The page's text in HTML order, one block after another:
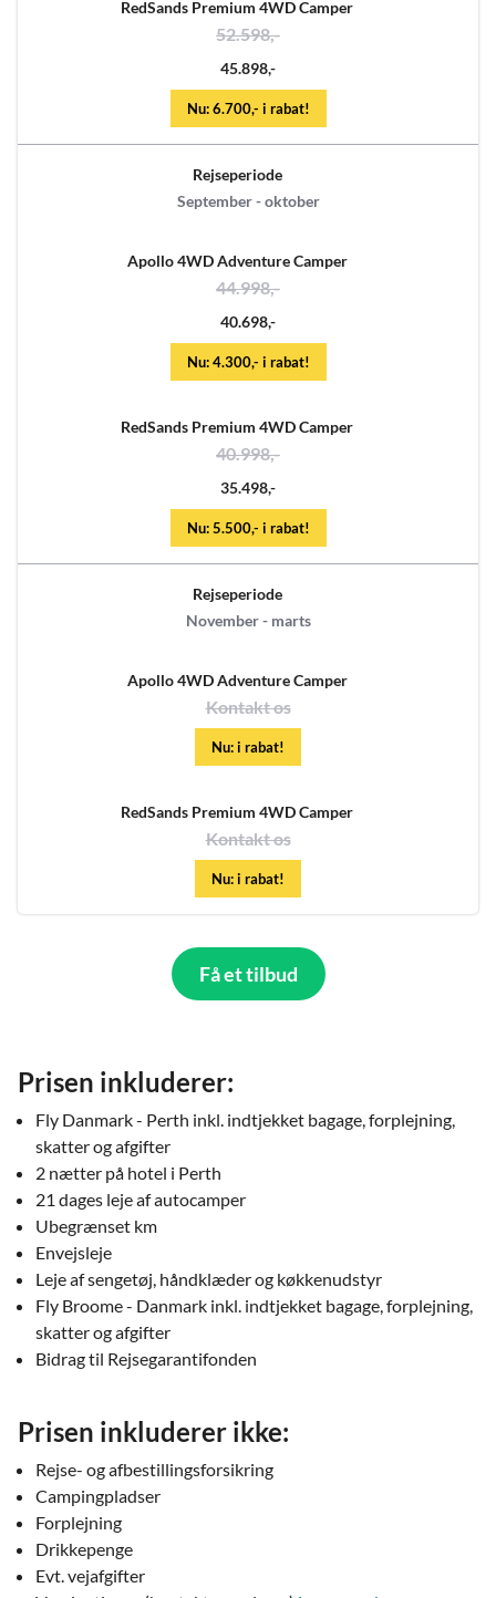
RedSands Premium 4WD Camper
52.598,-
45.898,-
Nu: 6.700,- i rabat!
Rejseperiode
September - oktober
Apollo 4WD Adventure Camper
44.998,-
40.698,-
Nu: 4.300,- i rabat!
RedSands Premium 4WD Camper
40.998,-
35.498,-
Nu: 5.500,- i rabat!
Rejseperiode
November - marts
Apollo 4WD Adventure Camper
Kontakt os
Nu: i rabat!
RedSands Premium 4WD Camper
Kontakt os
Nu: i rabat!
Få et tilbud
Prisen inkluderer:
Fly Danmark - Perth inkl. indtjekket bagage, forplejning,
skatter og afgifter
2 nætter på hotel i Perth
21 dages leje af autocamper
Ubegrænset km
Envejsleje
Leje af sengetøj, håndklæder og køkkenudstyr
Fly Broome - Danmark inkl. indtjekket bagage, forplejning,
skatter og afgifter
Bidrag til Rejsegarantifonden
Prisen inkluderer ikke:
Rejse- og afbestillingsforsikring
Campingpladser
Forplejning
Drikkepenge
Evt. vejafgifter